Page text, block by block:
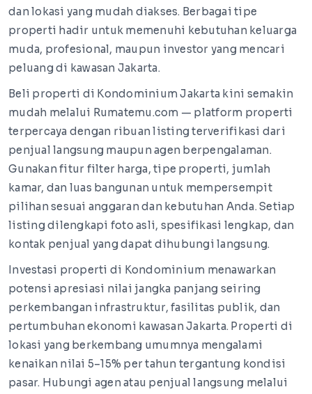
dan lokasi yang mudah diakses. Berbagai tipe
properti hadir untuk memenuhi kebutuhan keluarga
muda, profesional, maupun investor yang mencari
peluang di kawasan Jakarta.
Beli properti di Kondominium Jakarta kini semakin
mudah melalui Rumatemu.com — platform properti
terpercaya dengan ribuan listing terverifikasi dari
penjual langsung maupun agen berpengalaman.
Gunakan fitur filter harga, tipe properti, jumlah
kamar, dan luas bangunan untuk mempersempit
pilihan sesuai anggaran dan kebutuhan Anda. Setiap
listing dilengkapi foto asli, spesifikasi lengkap, dan
kontak penjual yang dapat dihubungi langsung.
Investasi properti di Kondominium menawarkan
potensi apresiasi nilai jangka panjang seiring
perkembangan infrastruktur, fasilitas publik, dan
pertumbuhan ekonomi kawasan Jakarta. Properti di
lokasi yang berkembang umumnya mengalami
kenaikan nilai 5–15% per tahun tergantung kondisi
pasar. Hubungi agen atau penjual langsung melalui